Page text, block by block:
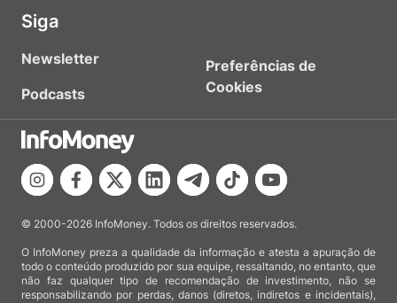
Siga
Newsletter
Podcasts
Preferências de
Cookies
© 2000-2026 InfoMoney. Todos os direitos reservados.
O InfoMoney preza a qualidade da informação e atesta a apuração de
todo o conteúdo produzido por sua equipe, ressaltando, no entanto, que
não faz qualquer tipo de recomendação de investimento, não se
responsabilizando por perdas, danos (diretos, indiretos e incidentais),